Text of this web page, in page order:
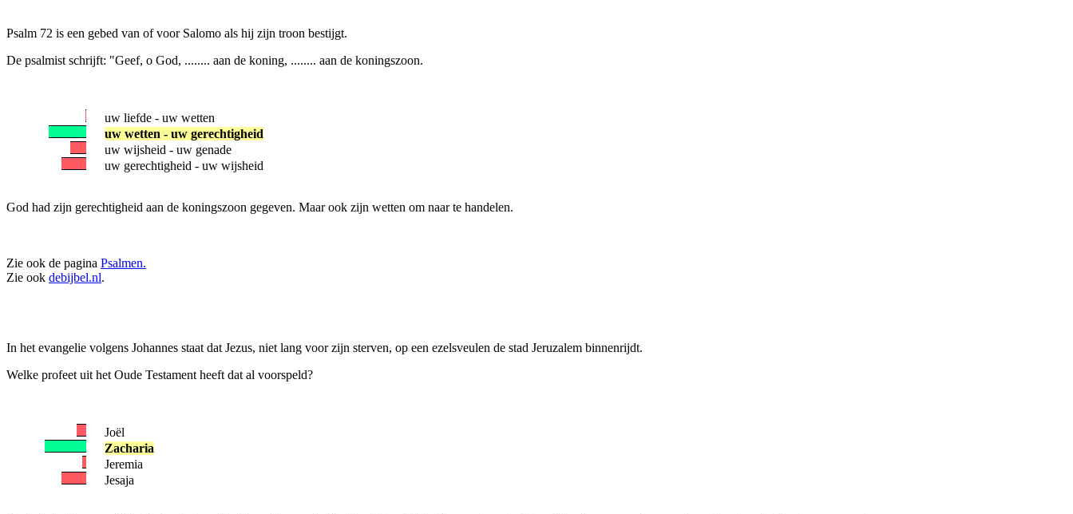
Psalm 72 is een gebed van of voor Salomo als hij zijn troon bestijgt.
De psalmist schrijft: "Geef, o God, ........ aan de koning, ........ aan de koningszoon.
uw liefde - uw wetten
uw wetten - uw gerechtigheid
uw wijsheid - uw genade
uw gerechtigheid - uw wijsheid
God had zijn gerechtigheid aan de koningszoon gegeven. Maar ook zijn wetten om naar te handelen.
Zie ook de pagina Psalmen.
Zie ook debijbel.nl.
In het evangelie volgens Johannes staat dat Jezus, niet lang voor zijn sterven, op een ezelsveulen de stad Jeruzalem binnenrijdt.
Welke profeet uit het Oude Testament heeft dat al voorspeld?
Joël
Zacharia
Jeremia
Jesaja